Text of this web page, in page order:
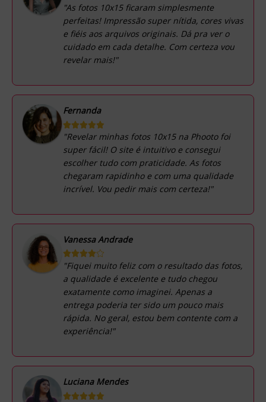
"As fotos 10x15 ficaram simplesmente
perfeitas! Impressão super nítida, cores vivas
e fiéis aos arquivos originais. Dá pra ver o
cuidado em cada detalhe. Com certeza vou
revelar mais!"
Fernanda
"Revelar minhas fotos 10x15 na Phooto foi
super fácil! O site é intuitivo e consegui
escolher tudo com praticidade. As fotos
chegaram rapidinho e com uma qualidade
incrível. Vou pedir mais com certeza!"
Vanessa Andrade
"Fiquei muito feliz com o resultado das fotos,
a qualidade é excelente e tudo chegou
exatamente como imaginei. Apenas a
entrega poderia ter sido um pouco mais
rápida. No geral, estou bem contente com a
experiência!"
Luciana Mendes